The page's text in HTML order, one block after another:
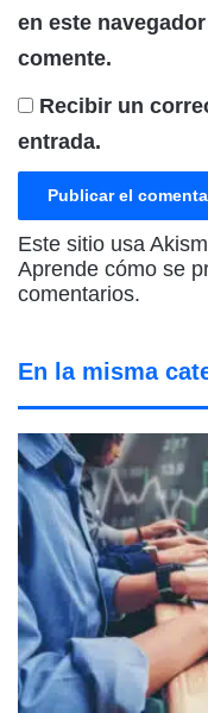
en este
comente.
Recibir un
entrada.
Este sitio usa
Aprende cómo se
comentarios.
En la misma